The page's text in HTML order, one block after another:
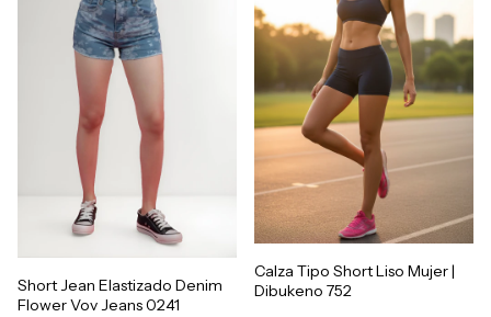
Short Jean Elastizado Denim
Flower Vov Jeans 0241
Calza Tipo Short Liso Mujer |
Dibukeno 752